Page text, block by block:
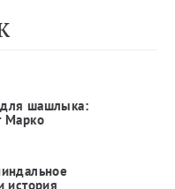
шашлыка:
Марко
история